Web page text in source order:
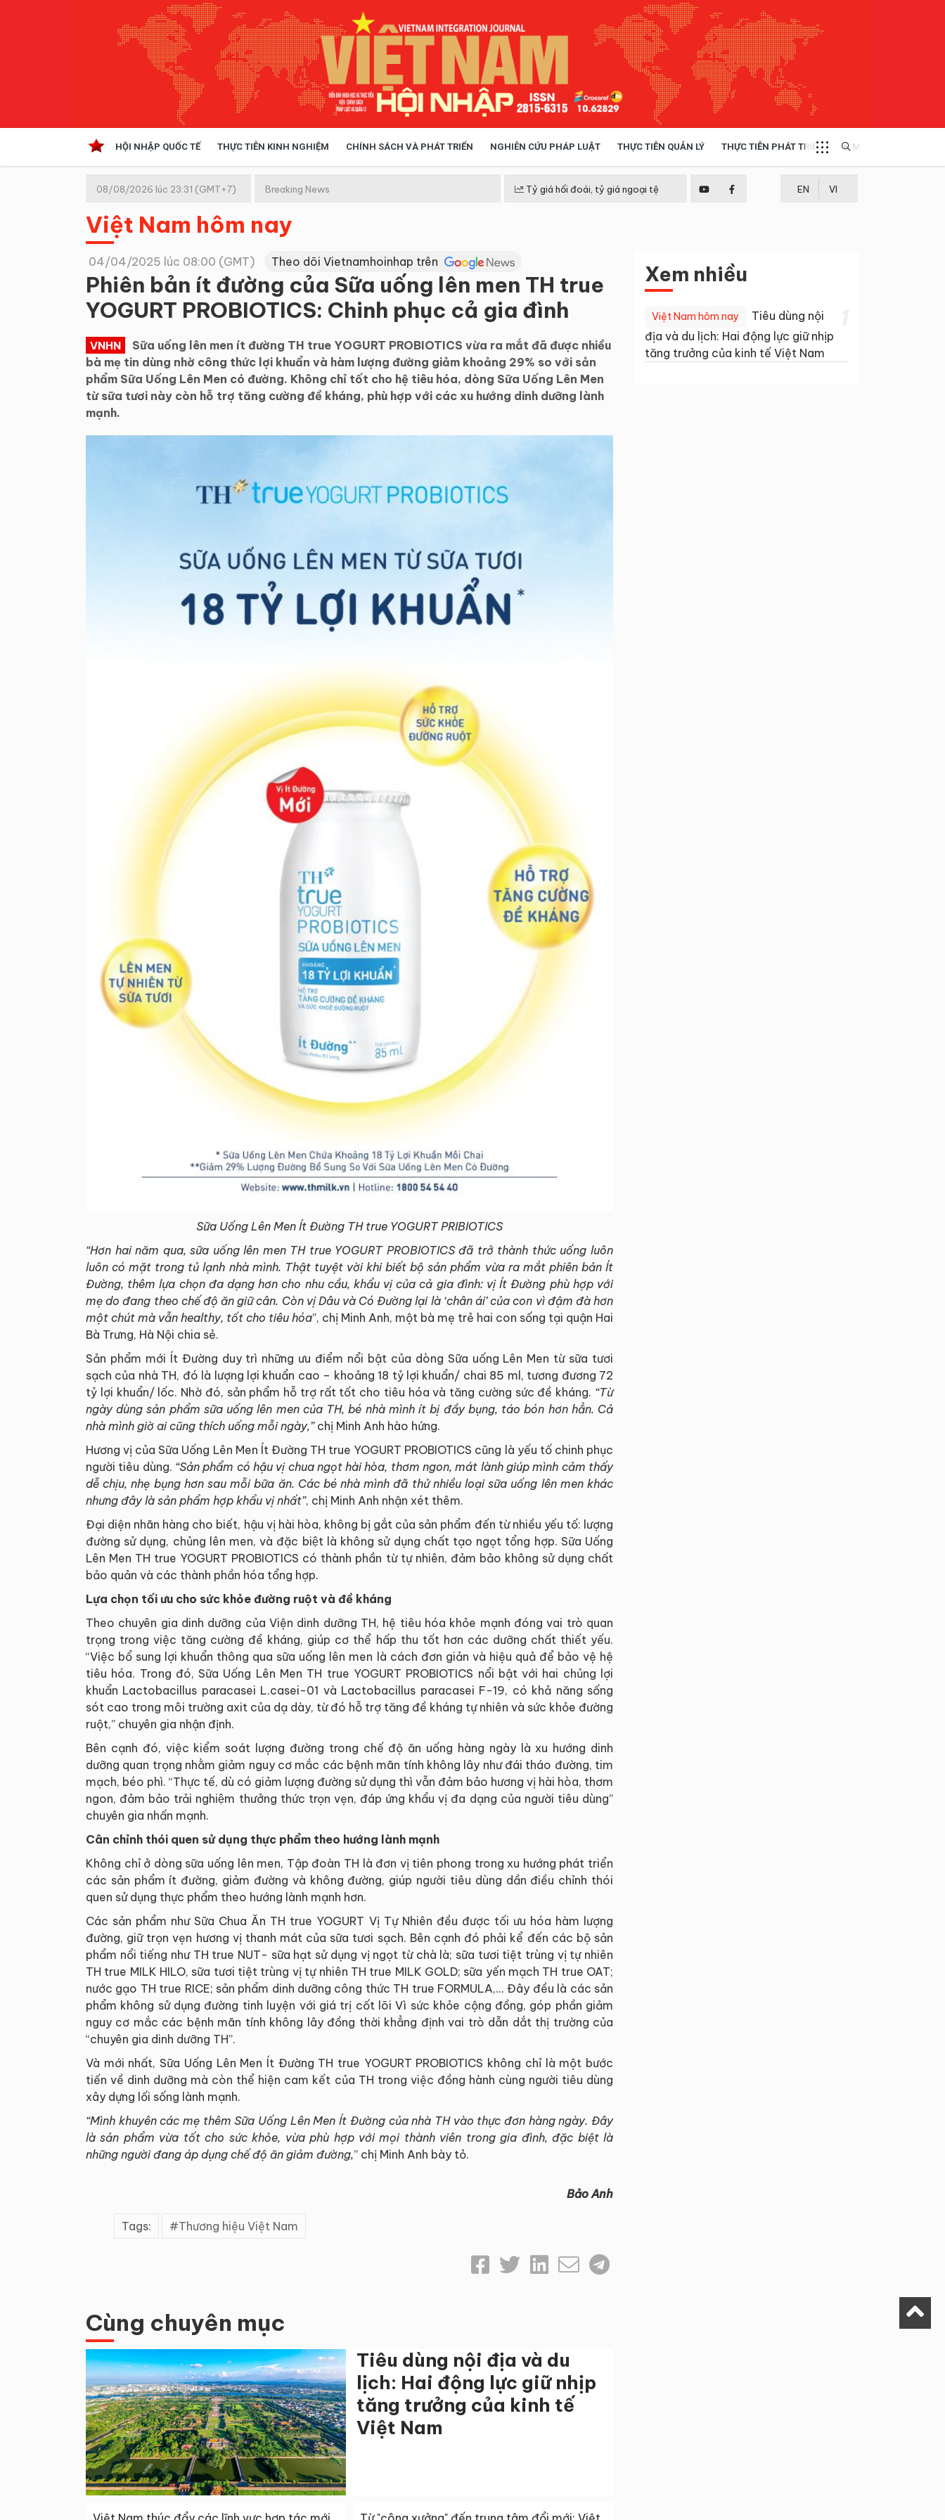
HỘI NHẬP QUỐC TẾ THỰC TIỄN KINH NGHIỆM CHÍNH SÁCH VÀ PHÁT TRIỂN NGHIÊN CỨU PHÁP LUẬT THỰC TIỄN QUẢN LÝ THỰC TIỄN PHÁT TRIỂN MULTIMEDIA
Kinh tế hội nhập
Doanh nghiệp
08/08/2026 lúc 23:31 (GMT+7) Breaking News Tỷ giá hối đoái, tỷ giá ngoại tệ EN VI
Việt Nam hôm nay
04/04/2025 lúc 08:00 (GMT) Theo dõi Vietnamhoinhap trên
Phiên bản ít đường của Sữa uống lên men TH true
YOGURT PROBIOTICS: Chinh phục cả gia đình
VNHN
Sữa uống lên men ít đường TH true YOGURT PROBIOTICS vừa ra mắt đã được nhiều
bà mẹ tin dùng nhờ công thức lợi khuẩn và hàm lượng đường giảm khoảng 29% so với sản
phẩm Sữa Uống Lên Men có đường. Không chỉ tốt cho hệ tiêu hóa, dòng Sữa Uống Lên Men
từ sữa tươi này còn hỗ trợ tăng cường đề kháng, phù hợp với các xu hướng dinh dưỡng lành
mạnh.
Sữa Uống Lên Men Ít Đường TH true YOGURT PRIBIOTICS
“Hơn hai năm qua, sữa uống lên men TH true YOGURT PROBIOTICS đã trở thành thức uống luôn
luôn có mặt trong tủ lạnh nhà mình. Thật tuyệt vời khi biết bộ sản phẩm vừa ra mắt phiên bản Ít
Đường, thêm lựa chọn đa dạng hơn cho nhu cầu, khẩu vị của cả gia đình: vị Ít Đường phù hợp với
mẹ do đang theo chế độ ăn giữ cân. Còn vị Dâu và Có Đường lại là ‘chân ái’ của con vì đậm đà hơn
một chút mà vẫn healthy, tốt cho tiêu hóa”, chị Minh Anh, một bà mẹ trẻ hai con sống tại quận Hai
Bà Trưng, Hà Nội chia sẻ.
Sản phẩm mới Ít Đường duy trì những ưu điểm nổi bật của dòng Sữa uống Lên Men từ sữa tươi
sạch của nhà TH, đó là lượng lợi khuẩn cao – khoảng 18 tỷ lợi khuẩn/ chai 85 ml, tương đương 72
tỷ lợi khuẩn/ lốc. Nhờ đó, sản phẩm hỗ trợ rất tốt cho tiêu hóa và tăng cường sức đề kháng. “Từ
ngày dùng sản phẩm sữa uống lên men của TH, bé nhà mình ít bị đầy bụng, táo bón hơn hẳn. Cả
nhà mình giờ ai cũng thích uống mỗi ngày,”chị Minh Anh hào hứng.
Hương vị của Sữa Uống Lên Men Ít Đường TH true YOGURT PROBIOTICS cũng là yếu tố chinh phục
người tiêu dùng. “Sản phẩm có hậu vị chua ngọt hài hòa, thơm ngon, mát lành giúp mình cảm thấy
dễ chịu, nhẹ bụng hơn sau mỗi bữa ăn. Các bé nhà mình đã thử nhiều loại sữa uống lên men khác
nhưng đây là sản phẩm hợp khẩu vị nhất”, chị Minh Anh nhận xét thêm.
Đại diện nhãn hàng cho biết, hậu vị hài hòa, không bị gắt của sản phẩm đến từ nhiều yếu tố: lượng
đường sử dụng, chủng lên men, và đặc biệt là không sử dụng chất tạo ngọt tổng hợp. Sữa Uống
Lên Men TH true YOGURT PROBIOTICS có thành phần từ tự nhiên, đảm bảo không sử dụng chất
bảo quản và các thành phần hóa tổng hợp.
Lựa chọn tối ưu cho sức khỏe đường ruột và đề kháng
Theo chuyên gia dinh dưỡng của Viện dinh dưỡng TH, hệ tiêu hóa khỏe mạnh đóng vai trò quan
trọng trong việc tăng cường đề kháng, giúp cơ thể hấp thu tốt hơn các dưỡng chất thiết yếu.
“Việc bổ sung lợi khuẩn thông qua sữa uống lên men là cách đơn giản và hiệu quả để bảo vệ hệ
tiêu hóa. Trong đó, Sữa Uống Lên Men TH true YOGURT PROBIOTICS nổi bật với hai chủng lợi
khuẩn Lactobacillus paracasei L.casei-01 và Lactobacillus paracasei F-19, có khả năng sống
sót cao trong môi trường axit của dạ dày, từ đó hỗ trợ tăng đề kháng tự nhiên và sức khỏe đường
ruột,” chuyên gia nhận định.
Bên cạnh đó, việc kiểm soát lượng đường trong chế độ ăn uống hàng ngày là xu hướng dinh
dưỡng quan trọng nhằm giảm nguy cơ mắc các bệnh mãn tính không lây như đái tháo đường, tim
mạch, béo phì. “Thực tế, dù có giảm lượng đường sử dụng thì vẫn đảm bảo hương vị hài hòa, thơm
ngon, đảm bảo trải nghiệm thưởng thức trọn vẹn, đáp ứng khẩu vị đa dạng của người tiêu dùng”
chuyên gia nhấn mạnh.
Cân chỉnh thói quen sử dụng thực phẩm theo hướng lành mạnh
Không chỉ ở dòng sữa uống lên men, Tập đoàn TH là đơn vị tiên phong trong xu hướng phát triển
các sản phẩm ít đường, giảm đường và không đường, giúp người tiêu dùng dần điều chỉnh thói
quen sử dụng thực phẩm theo hướng lành mạnh hơn.
Các sản phẩm như Sữa Chua Ăn TH true YOGURT Vị Tự Nhiên đều được tối ưu hóa hàm lượng
đường, giữ trọn vẹn hương vị thanh mát của sữa tươi sạch. Bên cạnh đó phải kể đến các bộ sản
phẩm nổi tiếng như TH true NUT- sữa hạt sử dụng vị ngọt từ chà là; sữa tươi tiệt trùng vị tự nhiên
TH true MILK HILO, sữa tươi tiệt trùng vị tự nhiên TH true MILK GOLD; sữa yến mạch TH true OAT;
nước gạo TH true RICE; sản phẩm dinh dưỡng công thức TH true FORMULA,... Đây đều là các sản
phẩm không sử dụng đường tinh luyện với giá trị cốt lõi Vì sức khỏe cộng đồng, góp phần giảm
nguy cơ mắc các bệnh mãn tính không lây đồng thời khẳng định vai trò dẫn dắt thị trường của
“chuyên gia dinh dưỡng TH”.
Và mới nhất, Sữa Uống Lên Men Ít Đường TH true YOGURT PROBIOTICS không chỉ là một bước
tiến về dinh dưỡng mà còn thể hiện cam kết của TH trong việc đồng hành cùng người tiêu dùng
xây dựng lối sống lành mạnh.
“Mình khuyên các mẹ thêm Sữa Uống Lên Men Ít Đường của nhà TH vào thực đơn hàng ngày. Đây
là sản phẩm vừa tốt cho sức khỏe, vừa phù hợp với mọi thành viên trong gia đình, đặc biệt là
những người đang áp dụng chế độ ăn giảm đường,” chị Minh Anh bày tỏ.
Bảo Anh
Tags: Thương hiệu Việt Nam
Cùng chuyên mục
Tiêu dùng nội địa và du
lịch: Hai động lực giữ nhịp
tăng trưởng của kinh tế
Việt Nam
Xem nhiều
Việt Nam hôm nay
Tiêu dùng nội
địa và du lịch: Hai động lực giữ nhịp
tăng trưởng của kinh tế Việt Nam